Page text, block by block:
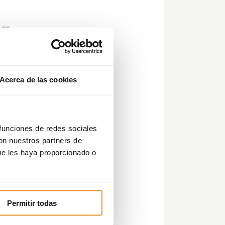
Acerca de las cookies
de redes sociales
nuestros partners de
les haya proporcionado o
Permitir todas